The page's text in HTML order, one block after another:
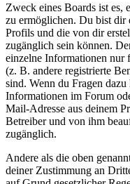
Zweck eines Boards ist es,
zu ermöglichen. Du bist dir
Profils und die von dir
zugänglich sein können.
einzelne Informationen nur
(z. B. andere registrierte
sind. Wenn du Fragen dazu
Informationen im Forum
Mail-Adresse aus deinem
Betreiber und von ihm
zugänglich.
Andere als die oben
deiner Zustimmung an